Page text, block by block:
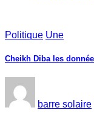
Politique Une
Cheikh Diba les
barre solaire